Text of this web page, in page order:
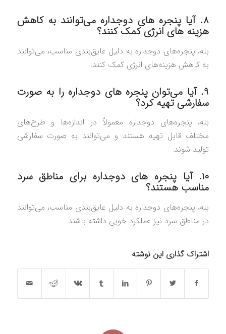
۸. آیا پنجره‌ های دوجداره می‌توانند به کاهش
هزینه‌ های انرژی کمک کنند؟
بله، پنجره‌های دوجداره به دلیل عایق‌بندی مناسب، می‌توانند
به کاهش هزینه‌های انرژی کمک کنند.
۹. آیا می‌توان پنجره‌ های دوجداره را به صورت
سفارشی تهیه کرد؟
بله، پنجره‌های دوجداره معمولاً در اندازه‌ها و طرح‌های
مختلف قابل تهیه هستند و می‌توانند به صورت سفارشی
تولید شوند.
۱۰. آیا پنجره‌ های دوجداره برای مناطق سرد
مناسب هستند؟
بله، پنجره‌های دوجداره به دلیل عایق‌بندی مناسب، می‌توانند
در مناطق سرد نیز عملکرد خوبی داشته باشند.
اشتراک گذاری این نوشته